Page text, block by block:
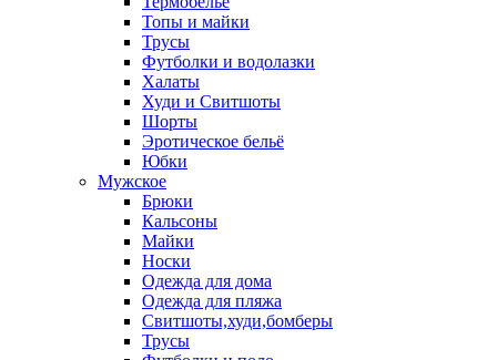
Топы и майки
Трусы
Футболки и водолазки
Халаты
Худи и Свитшоты
Шорты
Эротическое бельё
Юбки
Мужское
Брюки
Кальсоны
Майки
Носки
Одежда для дома
Одежда для пляжа
Свитшоты,худи,бомберы
Трусы